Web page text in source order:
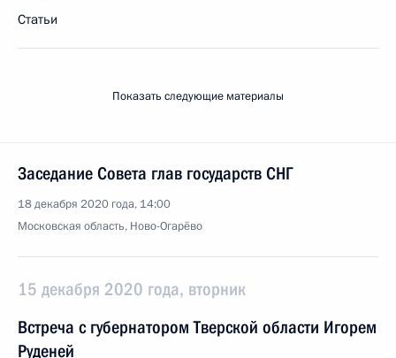
Статьи
Показать следующие материалы
Заседание Совета глав государств СНГ
18 декабря 2020 года, 14:00
Московская область, Ново-Огарёво
15 декабря 2020 года, вторник
Встреча с губернатором Тверской области Игорем
Руденей